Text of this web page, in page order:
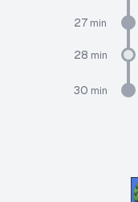
27 min
28 min
30 min